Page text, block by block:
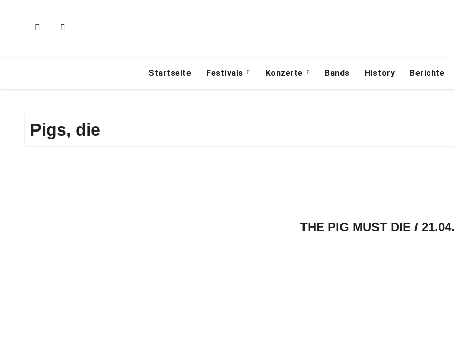
Startseite Festivals Konzerte Bands History Berichte
Pigs, die
THE PIG MUST DIE /